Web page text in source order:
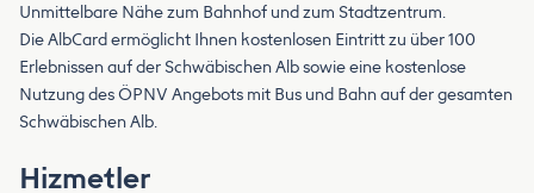
Unmittelbare Nähe zum Bahnhof und zum Stadtzentrum.
Die AlbCard ermöglicht Ihnen kostenlosen Eintritt zu über 100
Erlebnissen auf der Schwäbischen Alb sowie eine kostenlose
Nutzung des ÖPNV Angebots mit Bus und Bahn auf der gesamten
Schwäbischen Alb.
Hizmetler